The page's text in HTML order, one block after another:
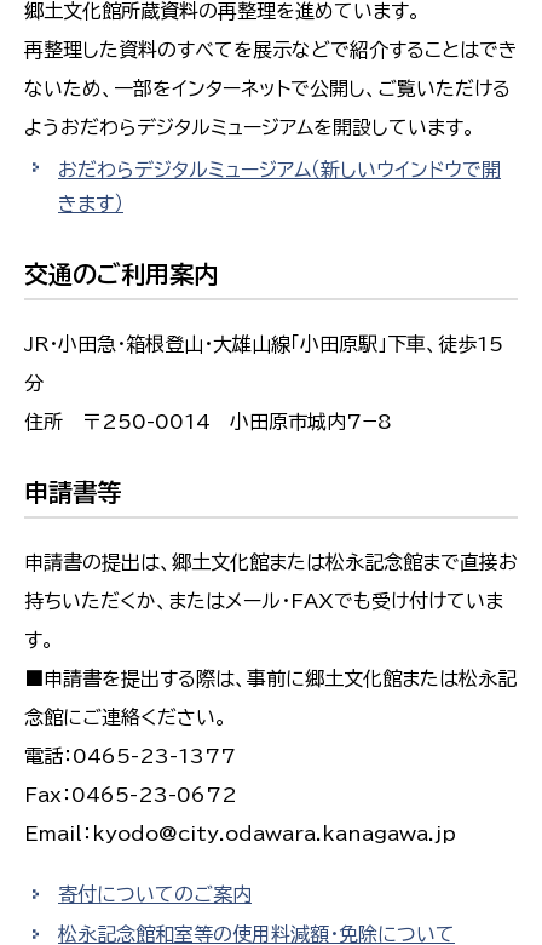
郷土文化館所蔵資料の再整理を進めています。
再整理した資料のすべてを展示などで紹介することはでき
ないため、一部をインターネットで公開し、ご覧いただける
ようおだわらデジタルミュージアムを開設しています。
おだわらデジタルミュージアム（新しいウインドウで開
きます）
交通のご利用案内
JR・小田急・箱根登山・大雄山線「小田原駅」下車、徒歩15
分
住所 〒250-0014 小田原市城内7−8
申請書等
申請書の提出は、郷土文化館または松永記念館まで直接お
持ちいただくか、またはメール・FAXでも受け付けていま
す。
■申請書を提出する際は、事前に郷土文化館または松永記
念館にご連絡ください。
電話：0465-23-1377
Fax：0465-23-0672
Email：kyodo@city.odawara.kanagawa.jp
寄付についてのご案内
松永記念館和室等の使用料減額・免除について